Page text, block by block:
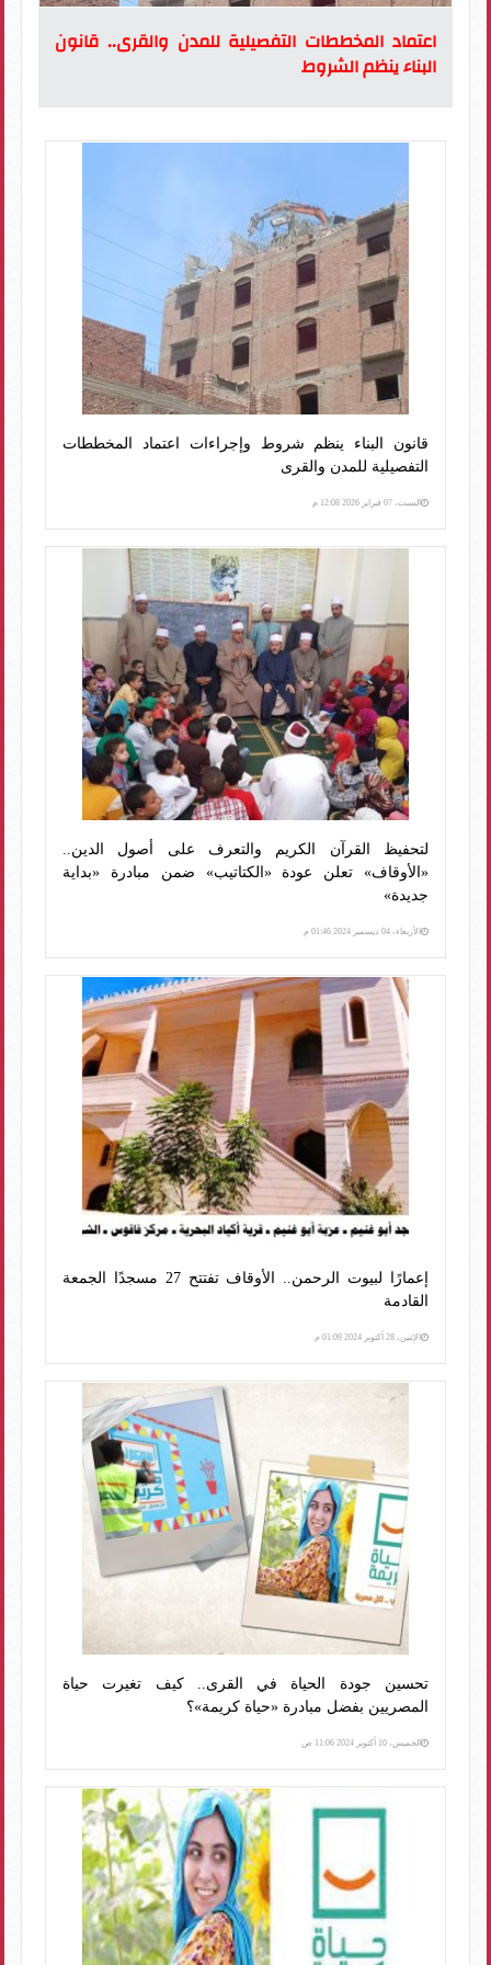
اعتماد المخططات التفصيلية للمدن والقرى.. قانون
البناء ينظم الشروط
قانون البناء ينظم شروط وإجراءات اعتماد المخططات
التفصيلية للمدن والقرى
السبت، 07 فبراير 2026 12:08 م
لتحفيظ القرآن الكريم والتعرف على أصول الدين..
«الأوقاف» تعلن عودة «الكتاتيب» ضمن مبادرة «بداية
جديدة»
الأربعاء، 04 ديسمبر 2024 01:46 م
إعمارًا لبيوت الرحمن.. الأوقاف تفتتح 27 مسجدًا الجمعة
القادمة
الإثنين، 28 أكتوبر 2024 01:09 م
تحسين جودة الحياة في القرى.. كيف تغيرت حياة
المصريين بفضل مبادرة «حياة كريمة»؟
الخميس، 10 أكتوبر 2024 11:06 ص